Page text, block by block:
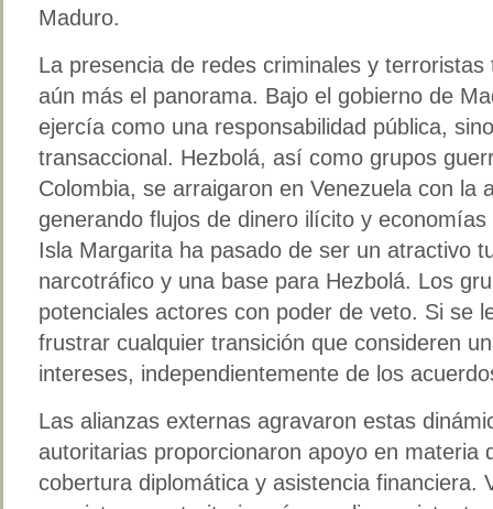
Maduro.
La presencia de redes criminales y
aún más el panorama. Bajo el gobierno de
ejercía como una responsabilidad pública,
transaccional. Hezbolá, así como grupos
Colombia, se arraigaron en Venezuela con la
generando flujos de dinero ilícito y
Isla Margarita ha pasado de ser un atractivo
narcotráfico y una base para Hezbolá. Los
potenciales actores con poder de veto. Si se
frustrar cualquier transición que consideren
intereses, independientemente de los
Las alianzas externas agravaron estas
autoritarias proporcionaron apoyo en materia
cobertura diplomática y asistencia financiera.